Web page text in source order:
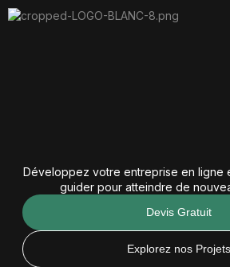
Aller
au
Développez votre entreprise en ligne
guider pour atteindre de
Devis Gratuit
Explorez nos Projets